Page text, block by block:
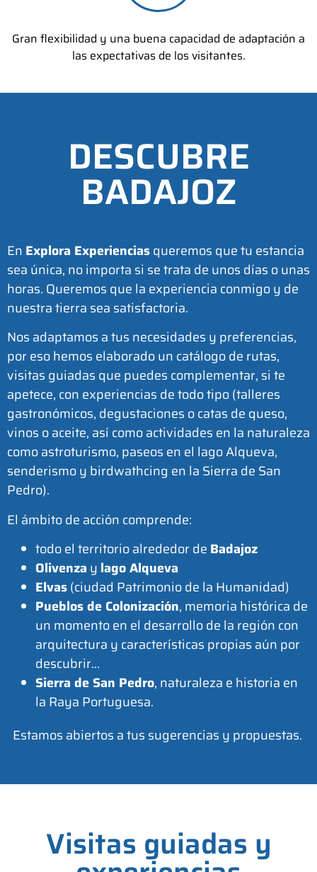
Gran flexibilidad y una buena capacidad de adaptación a
las expectativas de los visitantes.
DESCUBRE
BADAJOZ
En Explora Experienciasqueremos que tu estancia
sea única, no importa si se trata de unos días o unas
horas. Queremos que la experiencia conmigo y de
nuestra tierra sea satisfactoria.
Nos adaptamos a tus necesidades y preferencias,
por eso hemos elaborado un catálogo de rutas,
visitas guiadas que puedes complementar, si te
apetece, con experiencias de todo tipo (talleres
gastronómicos, degustaciones o catas de queso,
vinos o aceite, así como actividades en la naturaleza
como astroturismo, paseos en el lago Alqueva,
senderismo y birdwathcing en la Sierra de San
Pedro).
El ámbito de acción comprende:
todo el territorio alrededor de Badajoz
Olivenza y lago Alqueva
Elvas(ciudad Patrimonio de la Humanidad)
Pueblos de Colonización, memoria histórica de
un momento en el desarrollo de la región con
arquitectura y características propias aún por
descubrir…
Sierra de San Pedro, naturaleza e historia en
la Raya Portuguesa.
Estamos abiertos a tus sugerencias y propuestas.
Visitas guiadas y